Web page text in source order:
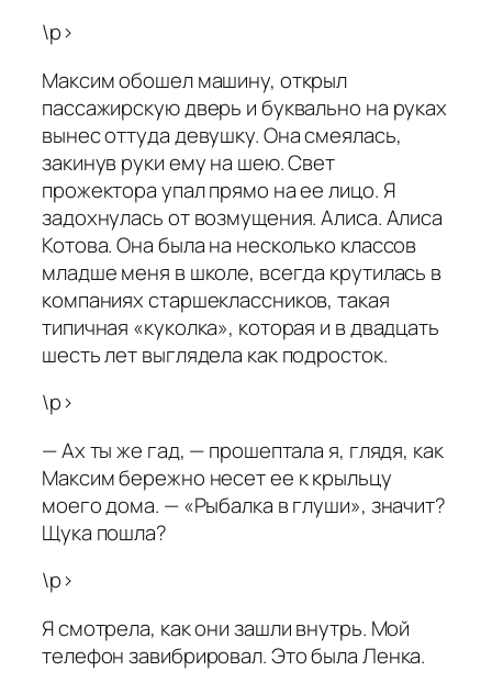
\p>
Максим обошел машину, открыл
пассажирскую дверь и буквально на руках
вынес оттуда девушку. Она смеялась,
закинув руки ему на шею. Свет
прожектора упал прямо на ее лицо. Я
задохнулась от возмущения. Алиса. Алиса
Котова. Она была на несколько классов
младше меня в школе, всегда крутилась в
компаниях старшеклассников, такая
типичная «куколка», которая и в двадцать
шесть лет выглядела как подросток.
\p>
— Ах ты же гад, — прошептала я, глядя, как
Максим бережно несет ее к крыльцу
моего дома. — «Рыбалка в глуши», значит?
Щука пошла?
\p>
Я смотрела, как они зашли внутрь. Мой
телефон завибрировал. Это была Ленка.